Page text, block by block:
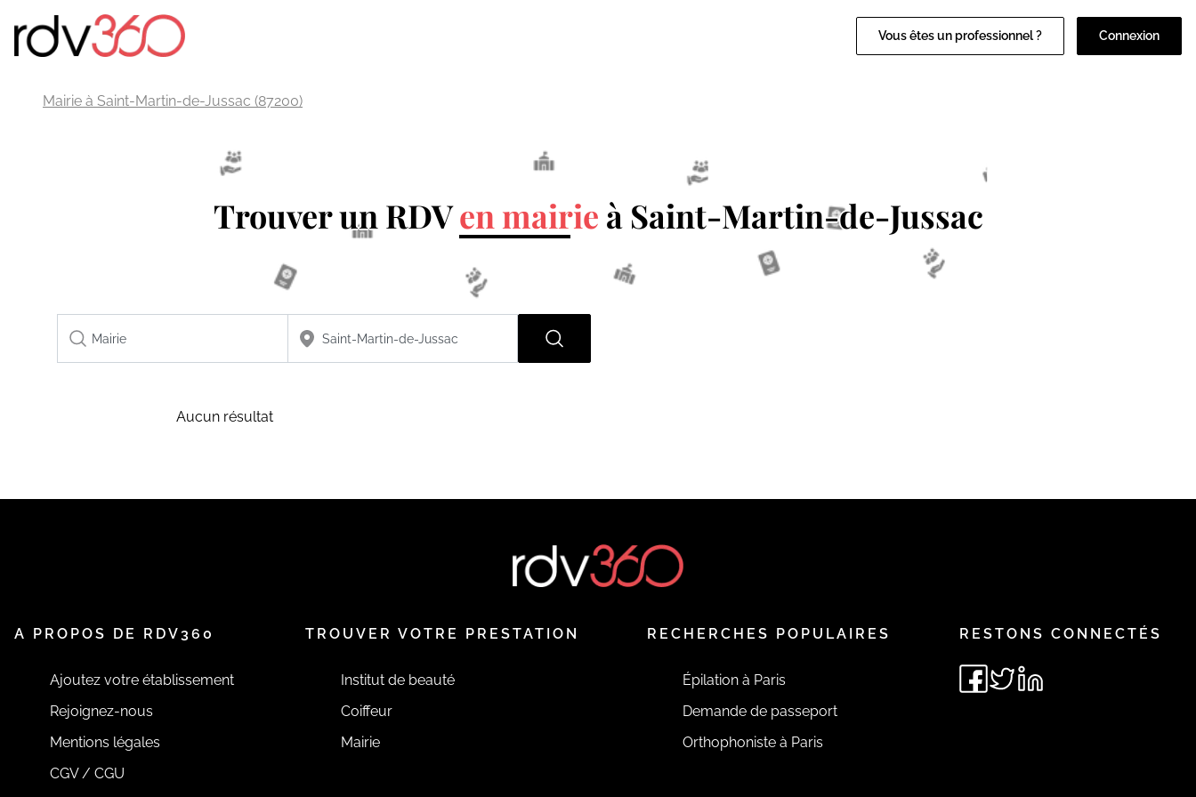
Vous êtes un professionnel ? Connexion
Mairie à Saint-Martin-de-Jussac (87200)
Trouver un RDVen mairie à Saint-Martin-de-Jussac
Aucun résultat
A PROPOS DE RDV360
Ajoutez votre établissement
Rejoignez-nous
Mentions légales
CGV / CGU
TROUVER VOTRE PRESTATION
Institut de beauté
Coiffeur
Mairie
RECHERCHES POPULAIRES
Épilation à Paris
Demande de passeport
Orthophoniste à Paris
RESTONS CONNECTÉS